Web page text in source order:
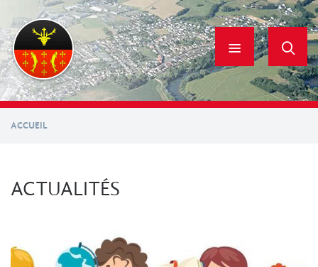
contenu
principal
ACCUEIL
ACTUALITÉS